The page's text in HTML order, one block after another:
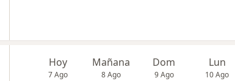
Hoy
7 Ago
Mañana
8 Ago
Dom
9 Ago
Lun
10 Ago